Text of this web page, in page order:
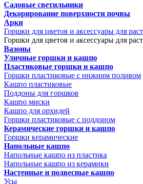
Садовые светильники
Декорирование поверхности почвы
Арки
Горшки для цветов и аксессуары для
Горшки для цветов и аксессуары для
Вазоны
Уличные горшки и кашпо
Пластиковые горшки и кашпо
Горшки пластиковые с нижним поливом
Кашпо пластиковые
Поддоны для горшков
Кашпо миски
Кашпо для орхидей
Горшки пластиковые с поддоном
Керамические горшки и кашпо
Горшки керамические
Напольные кашпо
Напольные кашпо из пластика
Напольные кашпо из керамики
Настенные и подвесные кашпо
Усы